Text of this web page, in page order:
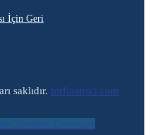
İçin Geri
saklıdır. birfinansci.com
Youtube Envelope